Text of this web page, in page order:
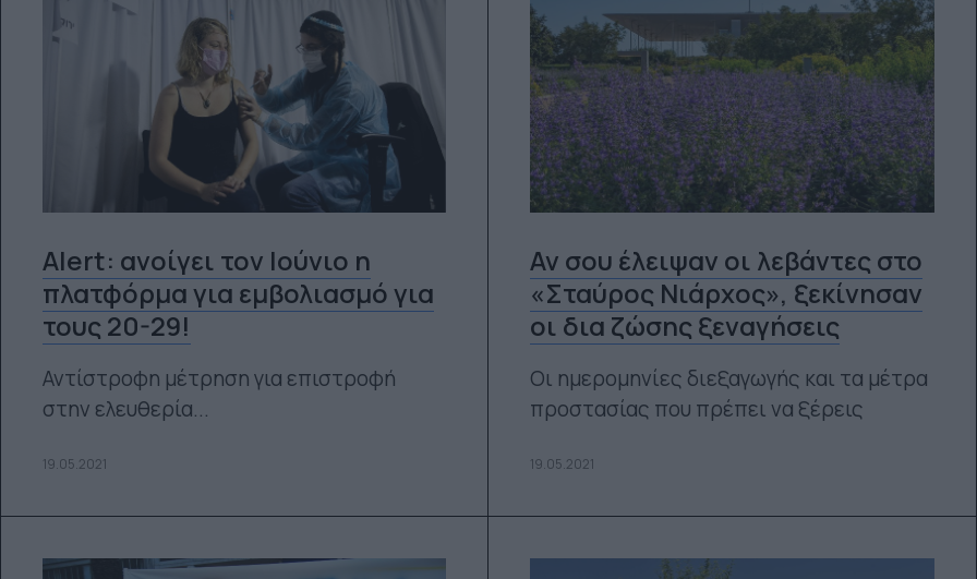
Alert: ανοίγει τον Ιούνιο η
πλατφόρμα για εμβολιασμό για
τους 20-29!
Αντίστροφη μέτρηση για επιστροφή
στην ελευθερία...
19.05.2021
Αν σου έλειψαν οι λεβάντες στο
«Σταύρος Νιάρχος», ξεκίνησαν
οι δια ζώσης ξεναγήσεις
Οι ημερομηνίες διεξαγωγής και τα μέτρα
προστασίας που πρέπει να ξέρεις
19.05.2021